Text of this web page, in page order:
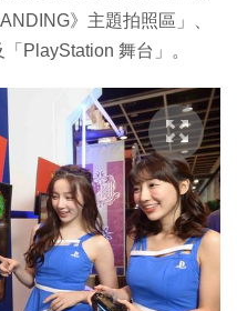
》主題拍照區」、
PlayStation 舞台」。